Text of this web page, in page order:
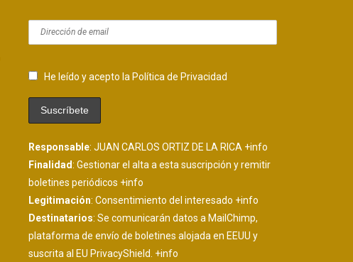
He leído y acepto la Política de Privacidad
Responsable: JUAN CARLOS ORTIZ DE LA RICA +info
Finalidad: Gestionar el alta a esta suscripción y remitir
boletines periódicos +info
Legitimación: Consentimiento del interesado +info
Destinatarios: Se comunicarán datos a MailChimp,
plataforma de envío de boletines alojada en EEUU y
suscrita al EU PrivacyShield. +info